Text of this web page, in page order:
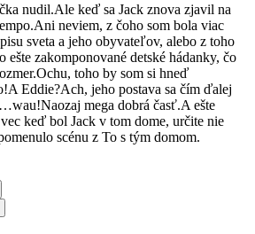
nudil.Ale keď sa Jack znova zjavil na
neviem, z čoho som bola viac
sveta a jeho obyvateľov, alebo z toho
zakomponované detské hádanky, čo
toho by som si hneď
Eddie?Ach, jeho postava sa čím ďalej
mega dobrá časť.A ešte
keď bol Jack v tom dome, určite nie
scénu z To s tým domom.